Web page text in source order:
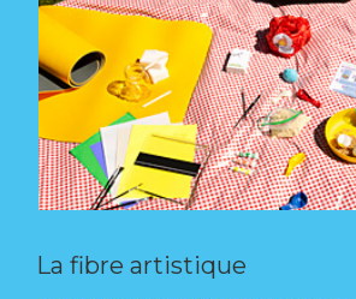
La fibre artistique